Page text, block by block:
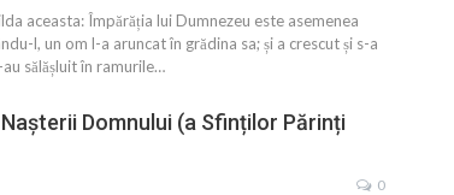
aceasta: Împărăția lui Dumnezeu este asemenea
l, un om l-a aruncat în grădina sa; și a crescut și s-a
sălășluit în ramurile…
Domnului (a Sfinților Părinți
0